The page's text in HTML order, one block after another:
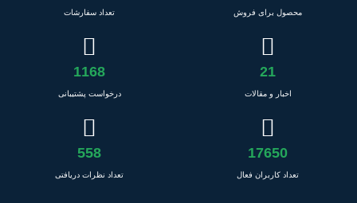
محصول برای فروش تعداد سفارشات
21
اخبار و مقالات
1168
درخواست پشتیبانی
17650
تعداد کاربران فعال
558
تعداد نظرات دریافتی